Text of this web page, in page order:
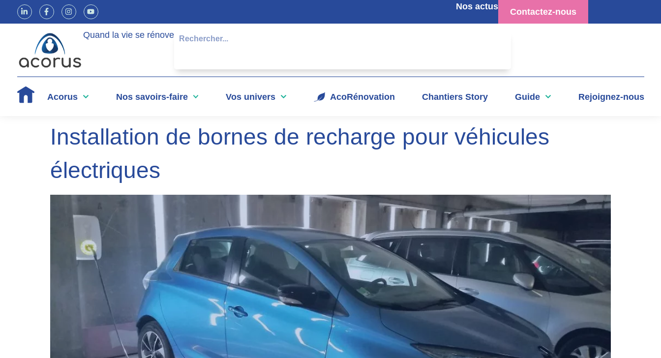
Nos actus
Contactez-nous
Quand la vie se rénove
Acorus Nos savoirs-faire Vos univers AcoRénovation Chantiers Story Guide Rejoignez-nous
Installation de bornes de recharge pour véhicules
électriques